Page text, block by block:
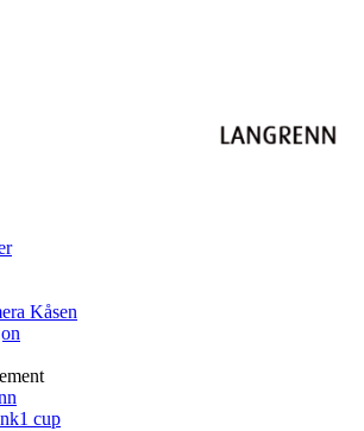
Kåsen
cup